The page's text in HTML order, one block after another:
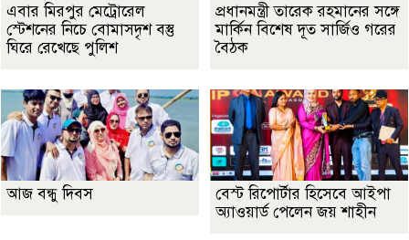
এবার মিরপুর মেট্রোরেল
স্টেশনের নিচে বোমাসদৃশ বস্তু
ঘিরে রেখেছে পুলিশ
প্রধানমন্ত্রী তারেক রহমানের সঙ্গে
মার্কিন বিশেষ দূত সার্জিও গরের
বৈঠক
আজ বন্ধু দিবস
বেস্ট রিপোর্টার হিসেবে আইপা
অ্যাওয়ার্ড পেলেন জয় শাহীন